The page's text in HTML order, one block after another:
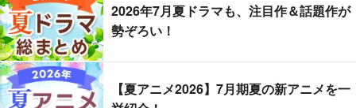
2026年7月夏ドラマも、注目作＆話題作が
勢ぞろい！
【夏アニメ2026】7月期夏の新アニメを一